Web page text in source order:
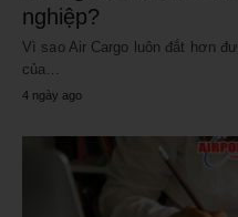
nghiệp?
Vì sao Air Cargo luôn đắt hơn
của…
4 ngày ago